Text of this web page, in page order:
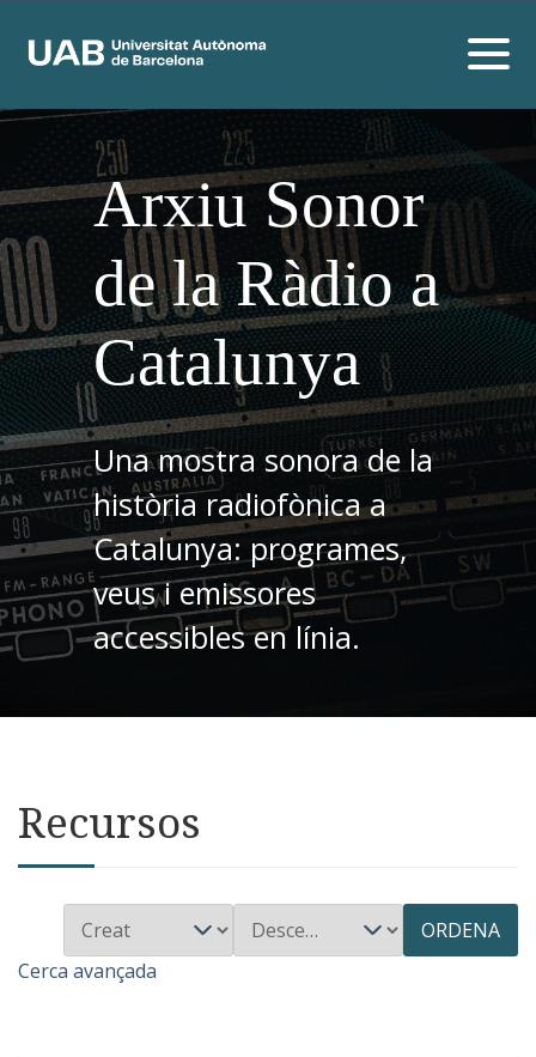
Arxiu Sonor
de la Ràdio a
Catalunya
Una mostra sonora de la
història radiofònica a
Catalunya: programes,
veus i emissores
accessibles en línia.
Recursos
ORDENA
Cerca avançada